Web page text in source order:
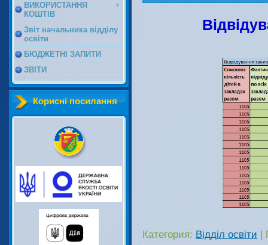
ВИКОРИСТАННЯ
КОШТІВ
Звіт начальника відділу
освіти
БЮДЖЕТНІ ЗАПИТИ
ЗВІТИ
Корисні посилання
Категория: Відділ освіти |